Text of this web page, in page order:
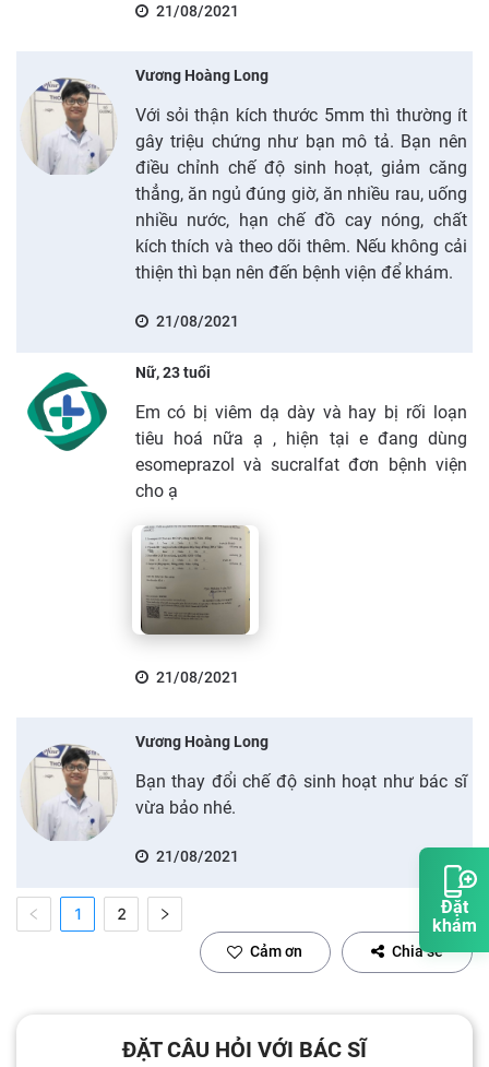
Đặt
khám
21/08/2021
Vương Hoàng Long
Với sỏi thận kích thước 5mm thì thường ít
gây triệu chứng như bạn mô tả. Bạn nên
điều chỉnh chế độ sinh hoạt, giảm căng
thẳng, ăn ngủ đúng giờ, ăn nhiều rau, uống
nhiều nước, hạn chế đồ cay nóng, chất
kích thích và theo dõi thêm. Nếu không cải
thiện thì bạn nên đến bệnh viện để khám.
21/08/2021
Nữ, 23 tuổi
Em có bị viêm dạ dày và hay bị rối loạn
tiêu hoá nữa ạ , hiện tại e đang dùng
esomeprazol và sucralfat đơn bệnh viện
cho ạ
21/08/2021
Vương Hoàng Long
Bạn thay đổi chế độ sinh hoạt như bác sĩ
vừa bảo nhé.
21/08/2021
1 2
Cảm ơn Chia sẻ
ĐẶT CÂU HỎI VỚI BÁC SĨ